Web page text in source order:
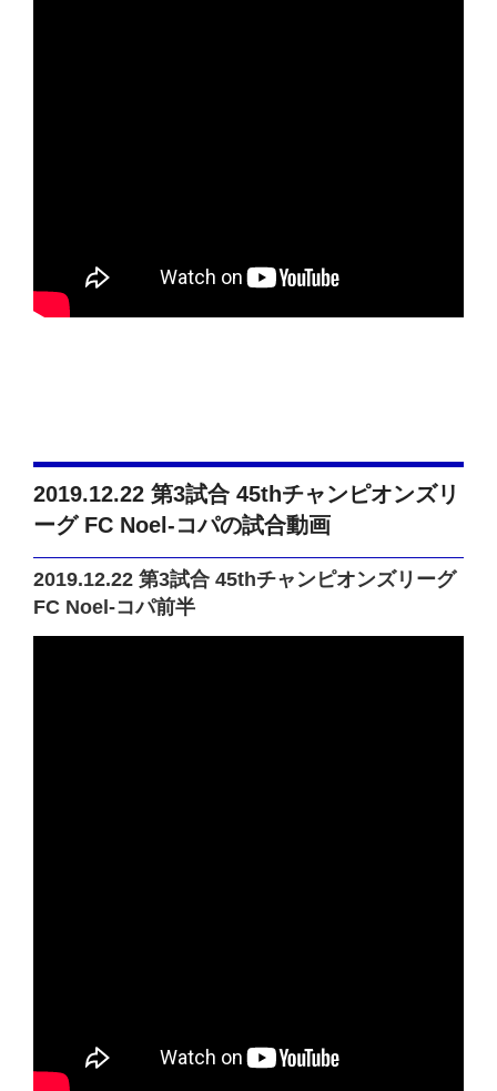
2019.12.22 第3試合 45thチャンピオンズリ
ーグ FC Noel-コパの試合動画
2019.12.22 第3試合 45thチャンピオンズリーグ
FC Noel-コパ前半